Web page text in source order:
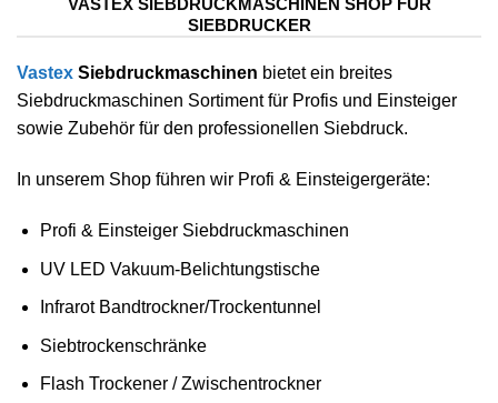
SIEBDRUCKER
Vastex Siebdruckmaschinen bietet ein breites
Siebdruckmaschinen Sortiment für Profis und Einsteiger
sowie Zubehör für den professionellen Siebdruck.
In unserem Shop führen wir Profi & Einsteigergeräte:
Profi & Einsteiger Siebdruckmaschinen
UV LED Vakuum-Belichtungstische
Infrarot Bandtrockner/Trockentunnel
Siebtrockenschränke
Flash Trockener / Zwischentrockner